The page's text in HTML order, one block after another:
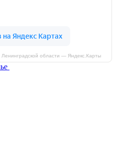
Ленинградской области — Яндекс.Карты